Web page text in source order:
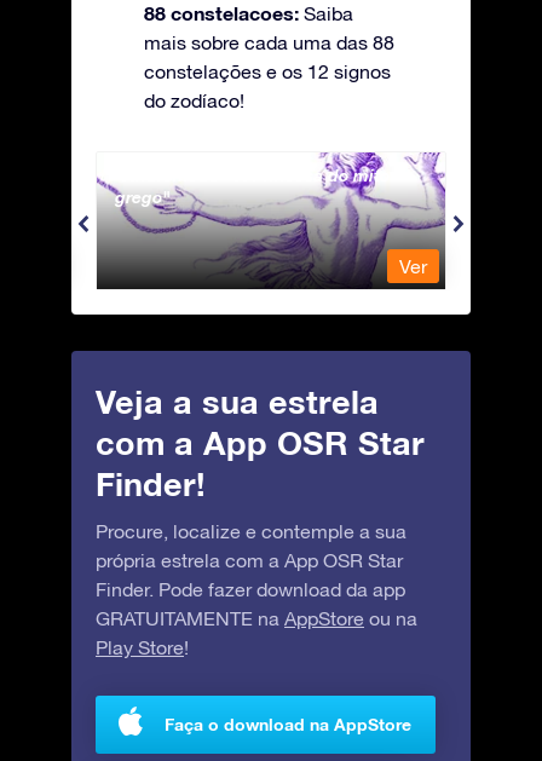
88 constelacoes: Saiba
mais sobre cada uma das 88
constelações e os 12 signos
do zodíaco!
Andromeda - A Princesa do mito
grego
Ver
Veja a sua estrela
com a App OSR Star
Finder!
Procure, localize e contemple a sua
própria estrela com a App OSR Star
Finder. Pode fazer download da app
GRATUITAMENTE na AppStore ou na
Play Store!
Faça o download na AppStore